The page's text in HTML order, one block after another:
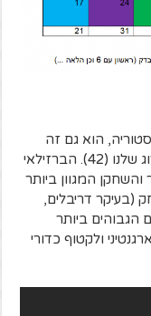
הוא גם זה
שזכה למספר הנקודות הגבוה ביותר בדירוג שלנו (42). הברזילאי
המגוון ביותר
(בעיקר דריבלים,
הגבוהים ביותר
ולקטוף כדורי